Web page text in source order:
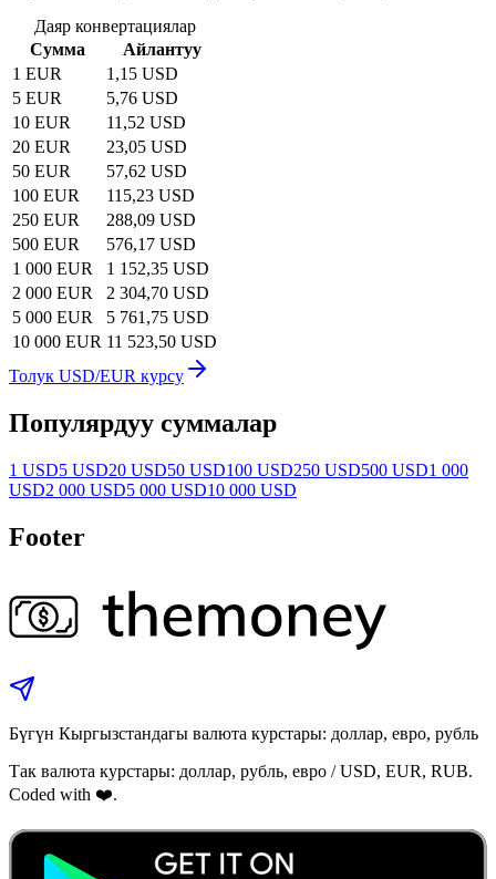
Даяр конвертациялар
Сумма
Айлантуу
1 EUR
1,15 USD
5 EUR
5,76 USD
10 EUR
11,52 USD
20 EUR
23,05 USD
50 EUR
57,62 USD
100 EUR
115,23 USD
250 EUR
288,09 USD
500 EUR
576,17 USD
1 000 EUR
1 152,35 USD
2 000 EUR
2 304,70 USD
5 000 EUR
5 761,75 USD
10 000 EUR 11 523,50 USD
Толук USD/EUR курсу
Популярдуу суммалар
1 USD5 USD20 USD50 USD100 USD250 USD500 USD1 000
USD2 000 USD5 000 USD10 000 USD
Footer
Бүгүн Кыргызстандагы валюта курстары: доллар, евро, рубль
Так валюта курстары: доллар, рубль, евро / USD, EUR, RUB.
Coded with ❤️.